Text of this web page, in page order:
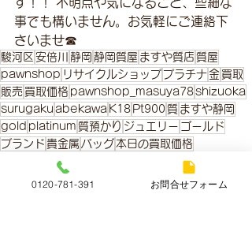
事でも構いません。お気軽にご連絡下
さいませ☎
駿河区 安倍川 静岡 静岡質屋 ますや質店 質屋
pawnshop リサイクルショップ プラチナ 金 買取
販売 買取価格 pawnshop_masuya78shizuoka
surugaku abekawa K18 Pt900質 ますや静岡
gold platinum 質預かり ジュエリー ゴールド
ブランド 貴金属 バッグ 本日の買取価格
金・プラチナ本日の買取価格
0120-781-391 お問合せフォーム